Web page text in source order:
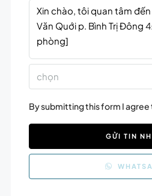
chọn
By submitting this form I agree
GỬI TIN